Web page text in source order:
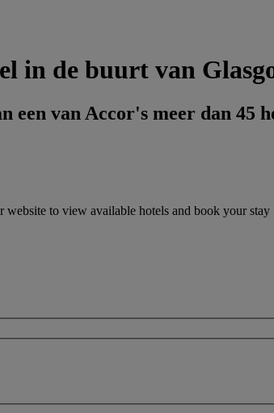
in de buurt van
een van Accor's meer dan 45
website to view available hotels and book your stay